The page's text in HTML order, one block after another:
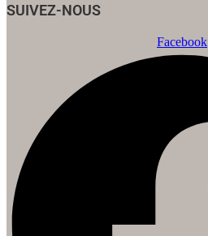
SUIVEZ-NOUS
Facebook